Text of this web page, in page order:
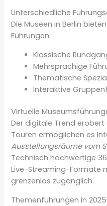
Unterschiedliche
Die Museen in Berlin
Führungen:
Klassische
Mehrsprachige
Thematische
Interaktive
Virtuelle
Der digitale Trend
Touren ermöglichen es
Ausstellungsräume vom
Technisch hochwertige
Live-Streaming-Formate
grenzenlos zugänglich.
Themenführungen in 2025